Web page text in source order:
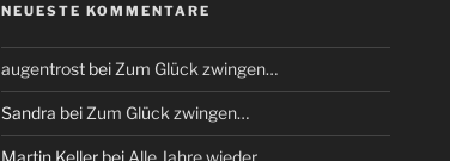
NEUESTE KOMMENTARE
augentrostbei Zum Glück zwingen…
Sandra bei Zum Glück zwingen…
Martin Kellerbei Alle Jahre wieder…